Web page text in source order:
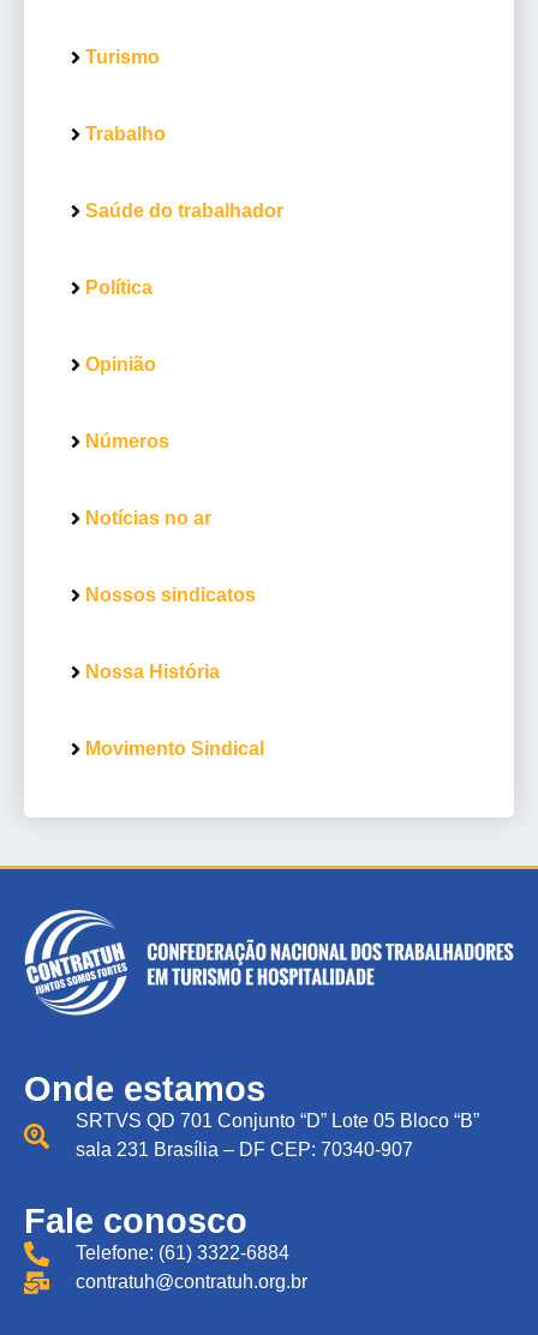
Turismo
Trabalho
Saúde do trabalhador
Política
Opinião
Números
Notícias no ar
Nossos sindicatos
Nossa História
Movimento Sindical
Onde estamos
SRTVS QD 701 Conjunto “D” Lote 05 Bloco “B”
sala 231 Brasília – DF CEP: 70340-907
Fale conosco
Telefone: (61) 3322-6884
contratuh@contratuh.org.br